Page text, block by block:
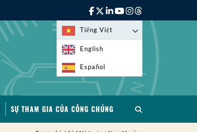
Tiếng Việt
English
Español
SỰ THAM GIA CỦA CÔNG CHÚNG